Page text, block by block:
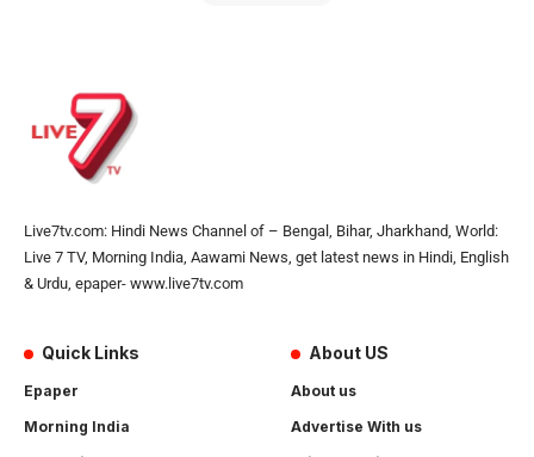
Live7tv.com: Hindi News Channel of – Bengal, Bihar, Jharkhand, World:
Live 7 TV, Morning India, Aawami News, get latest news in Hindi, English
& Urdu, epaper- www.live7tv.com
Quick Links
Epaper
Morning India
About US
About us
Advertise With us